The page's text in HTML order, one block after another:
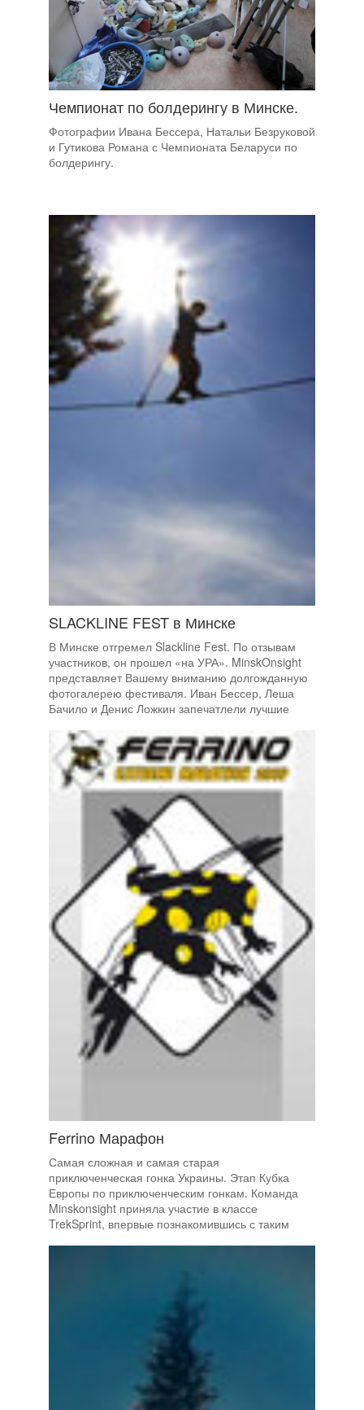
Чемпионат по болдерингу в Минске.
Фотографии Ивана Бессера, Натальи Безруковой
и Гутикова Романа с Чемпионата Беларуси по
болдерингу.
SLACKLINE FEST в Минске
В Минске отгремел Slackline Fest. По отзывам
участников, он прошел «на УРА». MinskOnsight
представляет Вашему вниманию долгожданную
фотогалерею фестиваля. Иван Бессер, Леша
Бачило и Денис Ложкин запечатлели лучшие
Ferrino Марафон
Самая сложная и самая старая
приключенческая гонка Украины. Этап Кубка
Европы по приключенческим гонкам. Команда
Minskonsight приняла участие в классе
TrekSprint, впервые познакомившись с таким